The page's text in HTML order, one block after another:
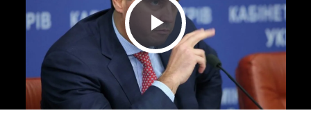
Play Video